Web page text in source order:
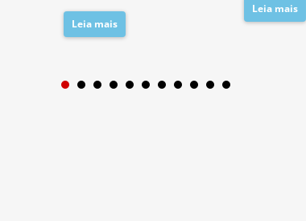
Leia mais
Leia mais
1 2